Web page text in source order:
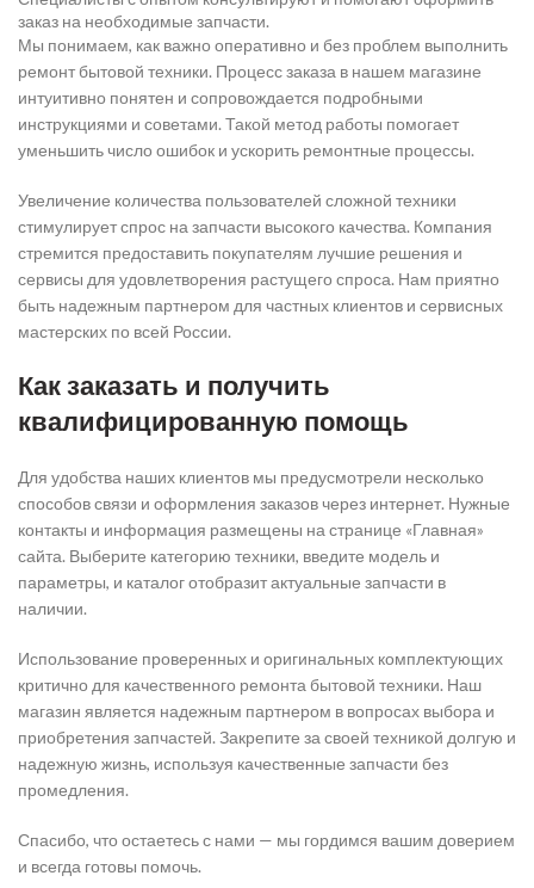
заказ на необходимые запчасти.
Мы понимаем, как важно оперативно и без проблем выполнить
ремонт бытовой техники. Процесс заказа в нашем магазине
интуитивно понятен и сопровождается подробными
инструкциями и советами. Такой метод работы помогает
уменьшить число ошибок и ускорить ремонтные процессы.
Увеличение количества пользователей сложной техники
стимулирует спрос на запчасти высокого качества. Компания
стремится предоставить покупателям лучшие решения и
сервисы для удовлетворения растущего спроса. Нам приятно
быть надежным партнером для частных клиентов и сервисных
мастерских по всей России.
Как заказать и получить
квалифицированную помощь
Для удобства наших клиентов мы предусмотрели несколько
способов связи и оформления заказов через интернет. Нужные
контакты и информация размещены на странице «Главная»
сайта. Выберите категорию техники, введите модель и
параметры, и каталог отобразит актуальные запчасти в
наличии.
Использование проверенных и оригинальных комплектующих
критично для качественного ремонта бытовой техники. Наш
магазин является надежным партнером в вопросах выбора и
приобретения запчастей. Закрепите за своей техникой долгую и
надежную жизнь, используя качественные запчасти без
промедления.
Спасибо, что остаетесь с нами — мы гордимся вашим доверием
и всегда готовы помочь.